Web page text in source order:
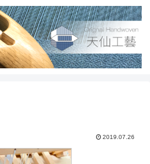
2019.07.26